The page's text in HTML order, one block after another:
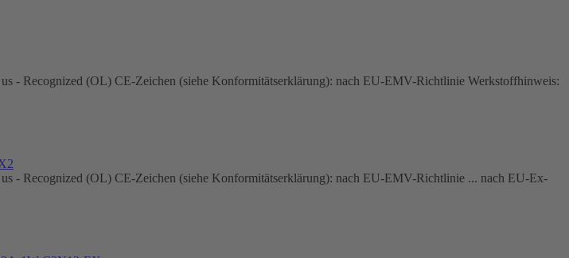
Recognized (OL) CE-Zeichen (siehe Konformitätserklärung): nach EU-EMV-Richtlinie Werkstoffhinweis:
Recognized (OL) CE-Zeichen (siehe Konformitätserklärung): nach EU-EMV-Richtlinie ... nach EU-Ex-